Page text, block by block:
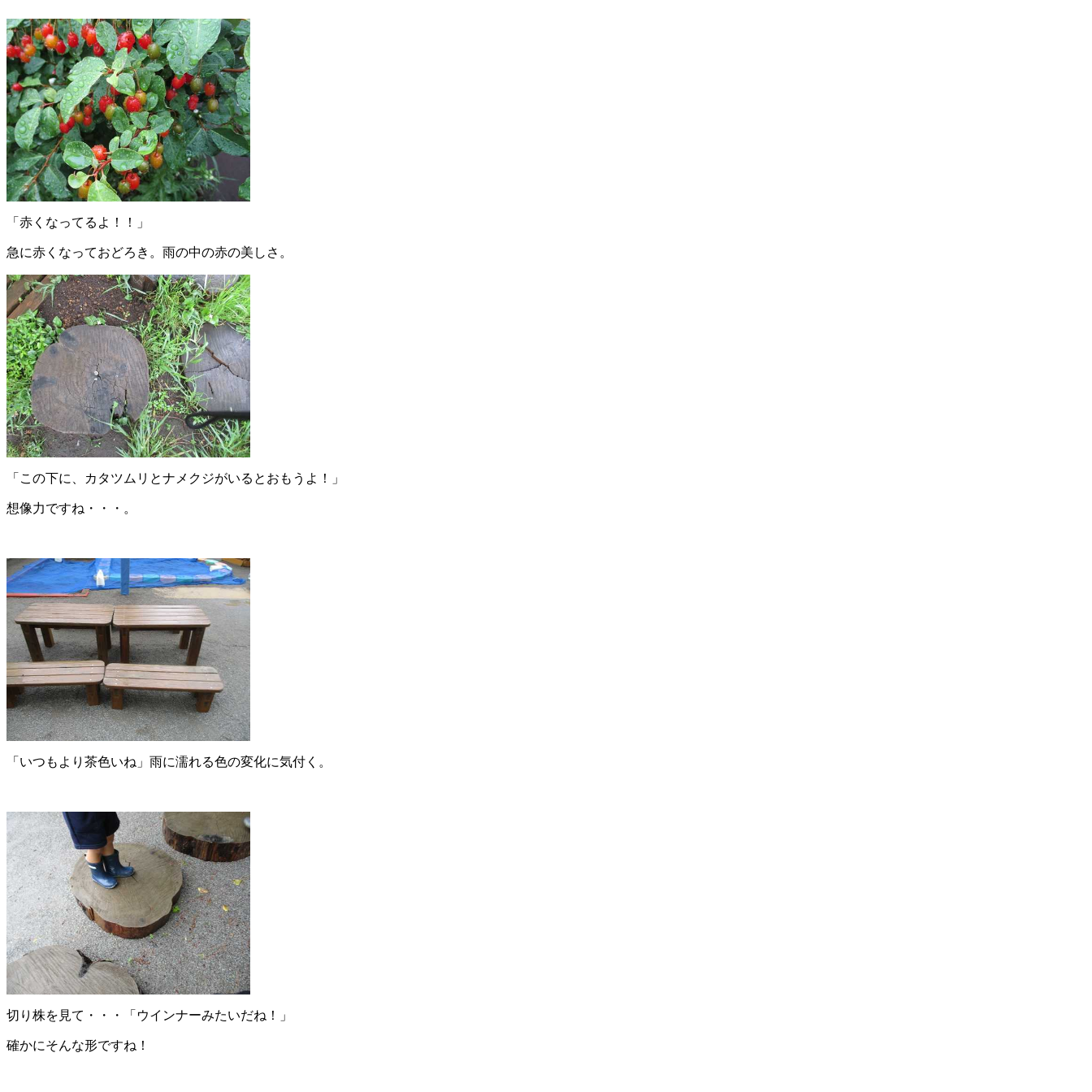
「赤くなってるよ！！」
急に赤くなっておどろき。雨の中の赤の美しさ。
「この下に、カタツムリとナメクジがいるとおもうよ！」
想像力ですね・・・。
「いつもより茶色いね」雨に濡れる色の変化に気付く。
切り株を見て・・・「ウインナーみたいだね！」
確かにそんな形ですね！